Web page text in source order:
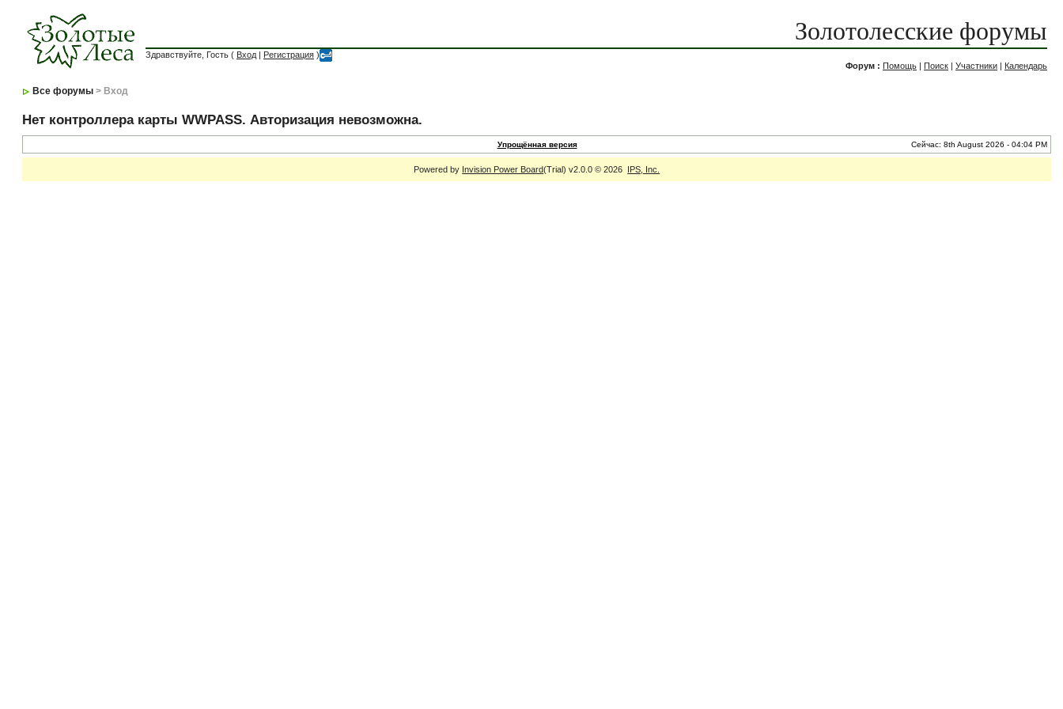
Золотолесские форумы
Здравствуйте, Гость ( Вход | Регистрация )
Форум : Помощь | Поиск | Участники | Календарь
Все форумы > Вход
Нет контроллера карты WWPASS. Авторизация невозможна.
Упрощённая версия Сейчас: 8th August 2026 - 04:04 PM
Powered by Invision Power Board(Trial) v2.0.0 © 2026 IPS, Inc.